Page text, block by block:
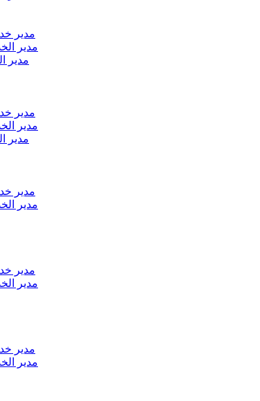
مدير
مدير
مدير
مدير
مدير
مدير
مدير
مدير
مدير
مدير
مدير
مدير